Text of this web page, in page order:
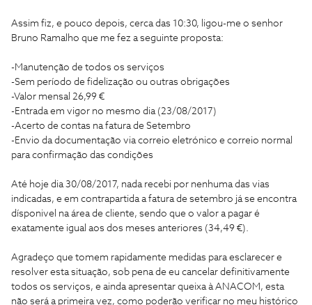
Assim fiz, e pouco depois, cerca das 10:30, ligou-me o senhor
Bruno Ramalho que me fez a seguinte proposta:
-Manutenção de todos os serviços
-Sem período de fidelização ou outras obrigações
-Valor mensal 26,99 €
-Entrada em vigor no mesmo dia (23/08/2017)
-Acerto de contas na fatura de Setembro
-Envio da documentação via correio eletrónico e correio normal
para confirmação das condições
Até hoje dia 30/08/2017, nada recebi por nenhuma das vias
indicadas, e em contrapartida a fatura de setembro já se encontra
dísponivel na área de cliente, sendo que o valor a pagar é
exatamente igual aos dos meses anteriores (34,49 €).
Agradeço que tomem rapidamente medidas para esclarecer e
resolver esta situação, sob pena de eu cancelar definitivamente
todos os serviços, e ainda apresentar queixa à ANACOM, esta
não será a primeira vez, como poderão verificar no meu histórico